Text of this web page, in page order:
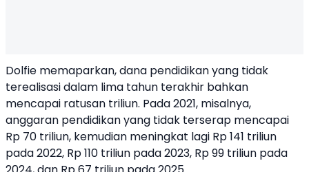
Dolfie memaparkan, dana pendidikan yang tidak
terealisasi dalam lima tahun terakhir bahkan
mencapai ratusan triliun. Pada 2021, misalnya,
anggaran pendidikan yang tidak terserap mencapai
Rp 70 triliun, kemudian meningkat lagi Rp 141 triliun
pada 2022, Rp 110 triliun pada 2023, Rp 99 triliun pada